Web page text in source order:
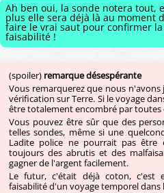
Ah ben oui, la sonde notera tout,
plus elle sera déjà là au moment
faire le vrai saut pour confirmer la
faisabilité !
(spoiler) remarque désespérante
Vous remarquerez que nous
vérification sur Terre. Si le voyage
être totalement encombré par toutes
Vous pouvez être sûr que des
telles sondes, même si une
Ladite police ne pourrait pas être
toujours des abrutis et des
gagner de l'argent facilement.
Le futur, c'était déjà coton, c'est
faisabilité d'un voyage temporel dans